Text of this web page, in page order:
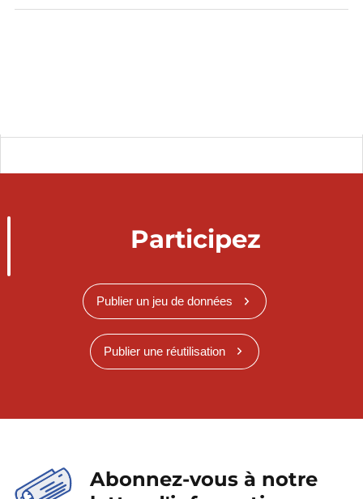
Participez
Publier un jeu de données
Publier une réutilisation
Abonnez-vous à notre